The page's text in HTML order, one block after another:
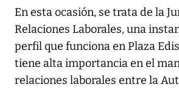
En esta ocasión, se trata de la
Relaciones Laborales, una
perfil que funciona en Plaza
tiene alta importancia en el
relaciones laborales entre la